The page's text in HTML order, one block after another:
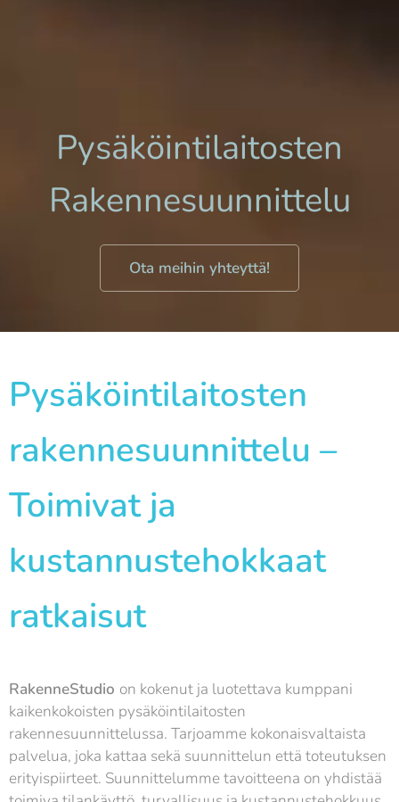
Pysäköintilaitosten
Rakennesuunnittelu
Ota meihin yhteyttä!
Pysäköintilaitosten
rakennesuunnittelu –
Toimivat ja
kustannustehokkaat
ratkaisut
RakenneStudio on kokenut ja luotettava kumppani
kaikenkokoisten pysäköintilaitosten
rakennesuunnittelussa. Tarjoamme kokonaisvaltaista
palvelua, joka kattaa sekä suunnittelun että toteutuksen
erityispiirteet. Suunnittelumme tavoitteena on yhdistää